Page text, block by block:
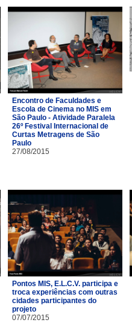
Encontro de Faculdades e
Escola de Cinema no MIS em
São Paulo - Atividade Paralela
26º Festival Internacional de
Curtas Metragens de São
Paulo
27/08/2015
Pontos MIS, E.L.C.V. participa e
troca experiências com outras
cidades participantes do
projeto
07/07/2015